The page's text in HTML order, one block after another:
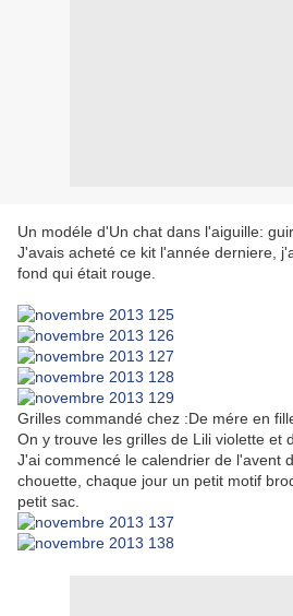
Un modéle d'Un chat dans l'aiguille:
J'avais acheté ce kit l'année derniere,
fond qui était rouge.
Grilles commandé chez :De mére en
On y trouve les grilles de Lili violette et
J'ai commencé le calendrier de l'avent
chouette, chaque jour un petit motif
petit sac.